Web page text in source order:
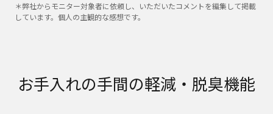
＊弊社からモニター対象者に依頼し、いただいたコメントを編集して掲載
しています。個人の主観的な感想です。
お手入れの手間の軽減・脱臭機能